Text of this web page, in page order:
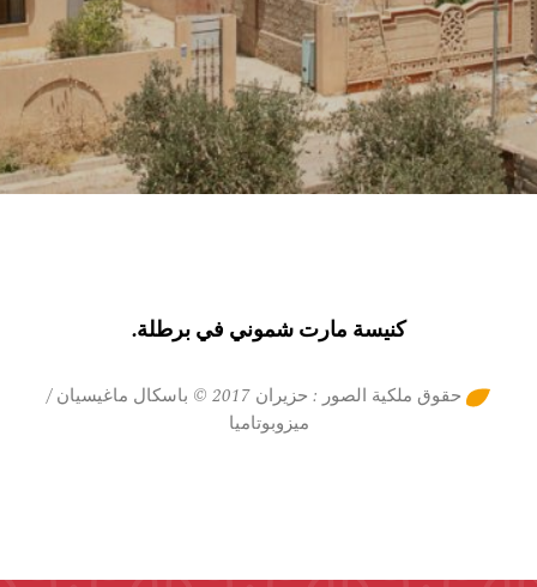
كنيسة مارت شموني في برطلة.
حقوق ملكية الصور : حزيران 2017 © باسكال ماغيسيان /
ميزوبوتاميا